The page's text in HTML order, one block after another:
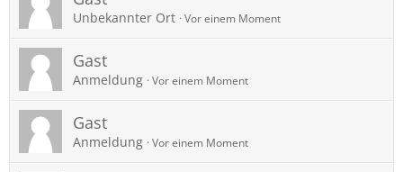
Unbekannter Ort Vor einem Moment
Gast
Anmeldung Vor einem Moment
Gast
Anmeldung Vor einem Moment